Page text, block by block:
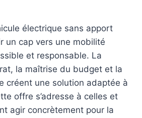
électrique sans apport
un cap vers une mobilité
et responsable. La
la maîtrise du budget et la
créent une solution adaptée à
offre s’adresse à celles et
agir concrètement pour la